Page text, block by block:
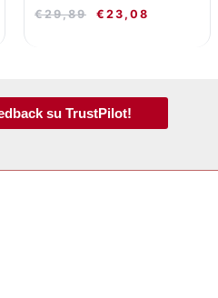
€29,89 € 23,08
su TrustPilot!